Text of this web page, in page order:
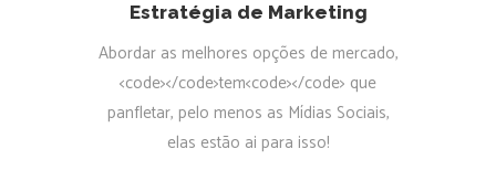
Estratégia de Marketing
Abordar as melhores opções de mercado,
<code></code>tem<code></code> que
panfletar, pelo menos as Mídias Sociais,
elas estão ai para isso!